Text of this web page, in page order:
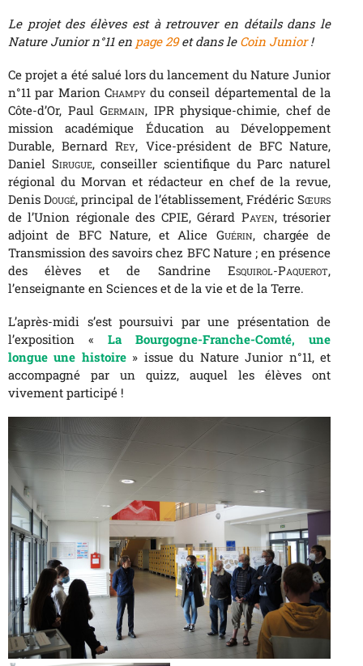
Le projet des élèves est à retrouver en détails dans le
Nature Junior n°11 en page 29et dans le Coin Junior!
Ce projet a été salué lors du lancement du Nature Junior
n°11 par Marion Champydu conseil départemental de la
Côte-d’Or, Paul Germain, IPR physique-chimie, chef de
mission académique Éducation au Développement
Durable, BernardRey, Vice-président de BFC Nature,
Daniel Sirugue,conseiller scientifique du Parc naturel
régional du Morvan et rédacteur en chef de la revue,
DenisDougé, principal de l’établissement, FrédéricSœurs
de l’Union régionale des CPIE, Gérard Payen, trésorier
adjoint de BFC Nature, et Alice Guérin, chargée de
Transmission des savoirs chez BFC Nature ; en présence
des élèves et de Sandrine Esquirol-Paquerot,
l’enseignante en Sciences et de la vie et de la Terre.
L’après-midi s’est poursuivi par une présentation de
l’exposition « La Bourgogne-Franche-Comté, une
longue une histoire» issue du Nature Junior n°11, et
accompagné par un quizz, auquel les élèves ont
vivement participé !